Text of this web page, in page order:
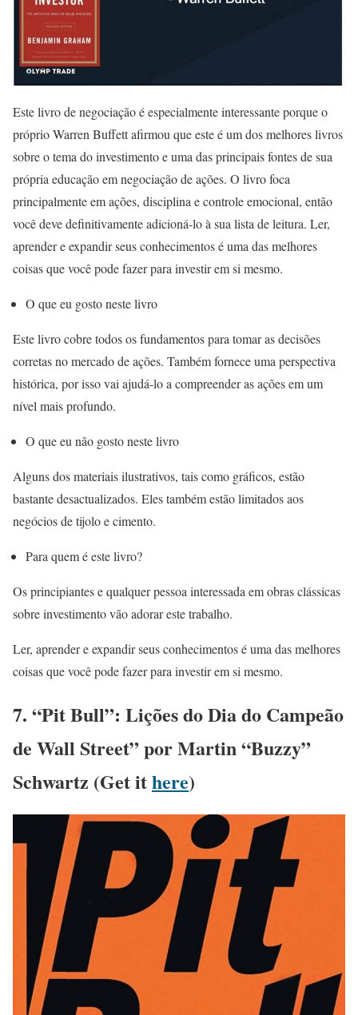
Este livro de negociação é especialmente interessante porque o
próprio Warren Buffett afirmou que este é um dos melhores livros
sobre o tema do investimento e uma das principais fontes de sua
própria educação em negociação de ações. O livro foca
principalmente em ações, disciplina e controle emocional, então
você deve definitivamente adicioná-lo à sua lista de leitura. Ler,
aprender e expandir seus conhecimentos é uma das melhores
coisas que você pode fazer para investir em si mesmo.
O que eu gosto neste livro
Este livro cobre todos os fundamentos para tomar as decisões
corretas no mercado de ações. Também fornece uma perspectiva
histórica, por isso vai ajudá-lo a compreender as ações em um
nível mais profundo.
O que eu não gosto neste livro
Alguns dos materiais ilustrativos, tais como gráficos, estão
bastante desactualizados. Eles também estão limitados aos
negócios de tijolo e cimento.
Para quem é este livro?
Os principiantes e qualquer pessoa interessada em obras clássicas
sobre investimento vão adorar este trabalho.
Ler, aprender e expandir seus conhecimentos é uma das melhores
coisas que você pode fazer para investir em si mesmo.
7. “Pit Bull”: Lições do Dia do Campeão
de Wall Street” por Martin “Buzzy”
Schwartz (Get ithere)